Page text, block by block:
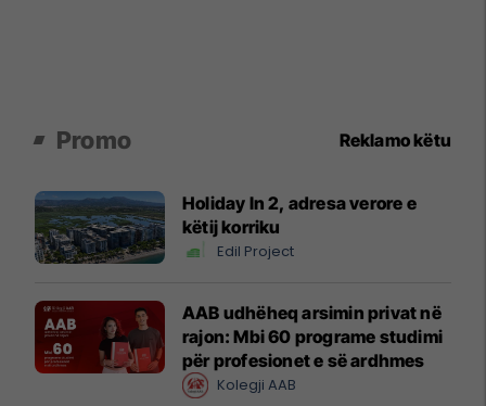
Promo Reklamo këtu
Holiday In 2, adresa verore e
këtij korriku
Edil Project
AAB udhëheq arsimin privat në
rajon: Mbi 60 programe studimi
për profesionet e së ardhmes
Kolegji AAB